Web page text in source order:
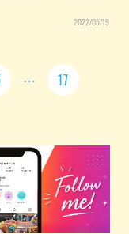
2022/05/19
17